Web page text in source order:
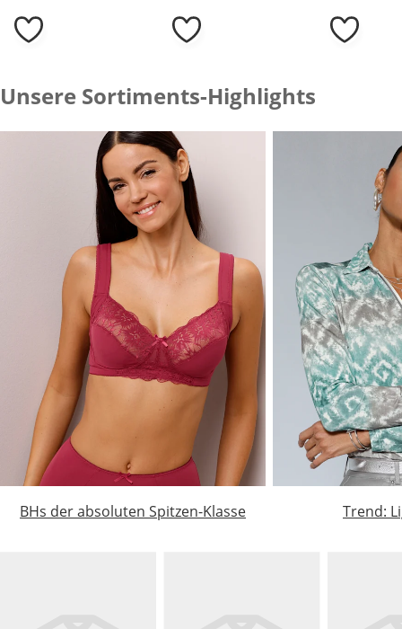
Unsere Sortiments-Highlights
BHs der absoluten Spitzen-Klasse Trend: